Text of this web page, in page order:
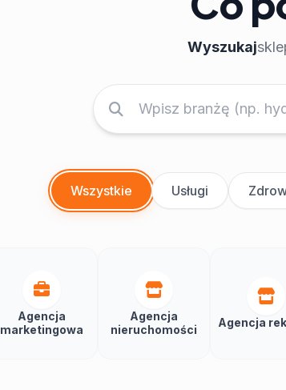
Wyszukaj
Wszystkie Usługi
Agencja
marketingowa
Agencja
nieruchomości
Agencja